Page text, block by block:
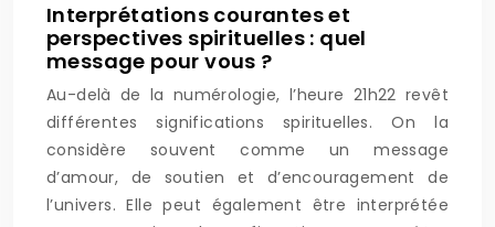
Interprétations courantes et
perspectives spirituelles : quel
message pour vous ?
Au-delà de la numérologie, l’heure 21h22 revêt
différentes significations spirituelles. On la
considère souvent comme un message
d’amour, de soutien et d’encouragement de
l’univers. Elle peut également être interprétée